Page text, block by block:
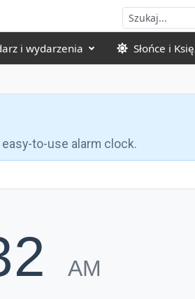
i wydarzenia Słońce i
to-use alarm clock.
AM